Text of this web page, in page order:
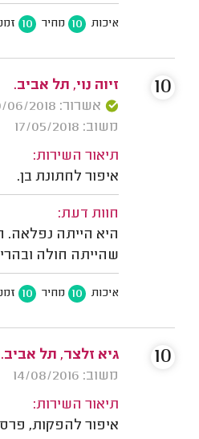
איכות 10 מחיר 10
זיוה נוי, תל אביב.
אשרור: 20/06/2018
משוב: 17/05/2018
תיאור השירות:
איפור לחתונת בן.
חוות דעת:
היא הייתה נפלאה.
שהייתה חולה
איכות 10 מחיר 10
10
גיא זלצר, תל אביב.
משוב: 14/08/2016
תיאור השירות:
איפור להפקות,
10